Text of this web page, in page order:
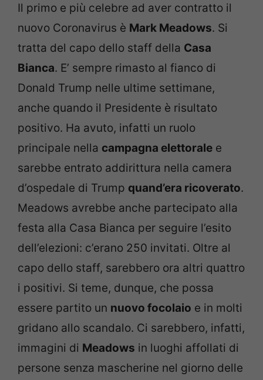
Il primo e più celebre ad aver contratto il
nuovo Coronavirus è Mark Meadows. Si
tratta del capo dello staff della Casa
Bianca. E’ sempre rimasto al fianco di
Donald Trump nelle ultime settimane,
anche quando il Presidente è risultato
positivo. Ha avuto, infatti un ruolo
principale nella campagna elettorale e
sarebbe entrato addirittura nella camera
d’ospedale di Trump quand’era ricoverato.
Meadows avrebbe anche partecipato alla
festa alla Casa Bianca per seguire l’esito
dell’elezioni: c’erano 250 invitati. Oltre al
capo dello staff, sarebbero ora altri quattro
i positivi. Si teme, dunque, che possa
essere partito un nuovo focolaio e in molti
gridano allo scandalo. Ci sarebbero, infatti,
immagini di Meadows in luoghi affollati di
persone senza mascherine nel giorno delle